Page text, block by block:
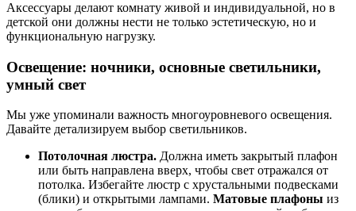
Аксессуары делают комнату живой и индивидуальной, но в
детской они должны нести не только эстетическую, но и
функциональную нагрузку.
Освещение: ночники, основные светильники,
умный свет
Мы уже упоминали важность многоуровневого освещения.
Давайте детализируем выбор светильников.
Потолочная люстра. Должна иметь закрытый плафон
или быть направлена вверх, чтобы свет отражался от
потолка. Избегайте люстр с хрустальными подвесками
(блики) и открытыми лампами. Матовые плафоны из